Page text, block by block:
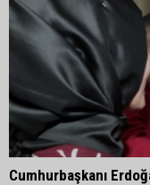
Cumhurbaşkanı